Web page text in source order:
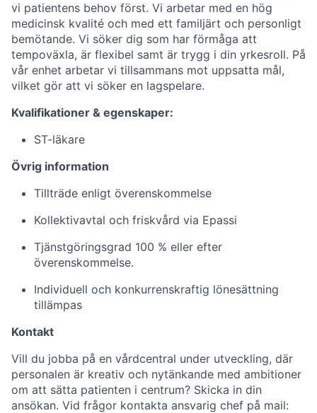
vi patientens behov först. Vi arbetar med en hög
medicinsk kvalité och med ett familjärt och personligt
bemötande. Vi söker dig som har förmåga att
tempoväxla, är flexibel samt är trygg i din yrkesroll. På
vår enhet arbetar vi tillsammans mot uppsatta mål,
vilket gör att vi söker en lagspelare.
Kvalifikationer & egenskaper:
ST-läkare
Övrig information
Tillträde enligt överenskommelse
Kollektivavtal och friskvård via Epassi
Tjänstgöringsgrad 100 % eller efter
överenskommelse.
Individuell och konkurrenskraftig lönesättning
tillämpas
Kontakt
Vill du jobba på en vårdcentral under utveckling, där
personalen är kreativ och nytänkande med ambitioner
om att sätta patienten i centrum? Skicka in din
ansökan. Vid frågor kontakta ansvarig chef på mail: